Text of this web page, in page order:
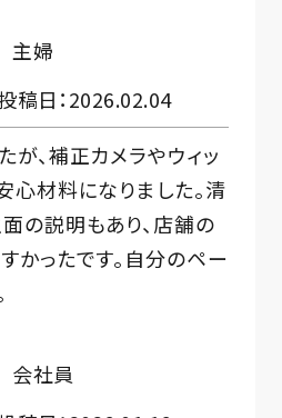
主婦
稿日 2026.02.04
、補正カメラやウィッ
心材料になりました。清
の説明もあり、店舗の
かったです。自分のペー
会社員